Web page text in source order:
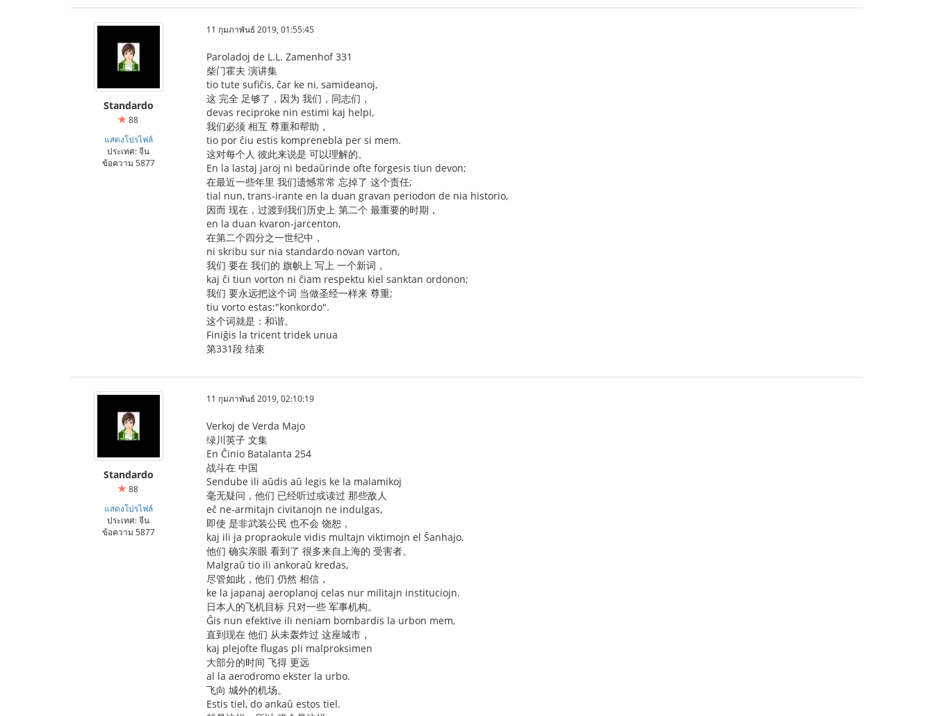
Standardo
88
แสดงโปรไฟล์
ประเทศ: จีน
ข้อความ 5877
11 กุมภาพันธ์ 2019, 01:55:45
Paroladoj de L.L. Zamenhof 331
柴门霍夫 演讲集
tio tute sufiĉis, ĉar ke ni, samideanoj,
这 完全 足够了，因为 我们，同志们，
devas reciproke nin estimi kaj helpi,
我们必须 相互 尊重和帮助，
tio por ĉiu estis komprenebla per si mem.
这对每个人 彼此来说是 可以理解的。
En la lastaj jaroj ni bedaŭrinde ofte forgesis tiun devon;
在最近一些年里 我们遗憾常常 忘掉了 这个责任;
tial nun, trans-irante en la duan gravan periodon de nia historio,
因而 现在，过渡到我们历史上 第二个 最重要的时期，
en la duan kvaron-jarcenton,
在第二个四分之一世纪中，
ni skribu sur nia standardo novan varton,
我们 要在 我们的 旗帜上 写上 一个新词，
kaj ĉi tiun vorton ni ĉiam respektu kiel sanktan ordonon;
我们 要永远把这个词 当做圣经一样来 尊重;
tiu vorto estas:"konkordo".
这个词就是：和谐。
Finiĝis la tricent tridek unua
第331段 结束
Standardo
88
แสดงโปรไฟล์
ประเทศ: จีน
ข้อความ 5877
11 กุมภาพันธ์ 2019, 02:10:19
Verkoj de Verda Majo
绿川英子 文集
En Ĉinio Batalanta 254
战斗在 中国
Sendube ili aŭdis aŭ legis ke la malamikoj
毫无疑问，他们 已经听过或读过 那些敌人
eĉ ne-armitajn civitanojn ne indulgas,
即使 是非武装公民 也不会 饶恕，
kaj ili ja propraokule vidis multajn viktimojn el Ŝanhajo.
他们 确实亲眼 看到了 很多来自上海的 受害者。
Malgraŭ tio ili ankoraŭ kredas,
尽管如此，他们 仍然 相信，
ke la japanaj aeroplanoj celas nur militajn instituciojn.
日本人的飞机目标 只对一些 军事机构。
Ĝis nun efektive ili neniam bombardis la urbon mem,
直到现在 他们 从未轰炸过 这座城市，
kaj plejofte flugas pli malproksimen
大部分的时间 飞得 更远
al la aerodromo ekster la urbo.
飞向 城外的机场。
Estis tiel, do ankaŭ estos tiel.